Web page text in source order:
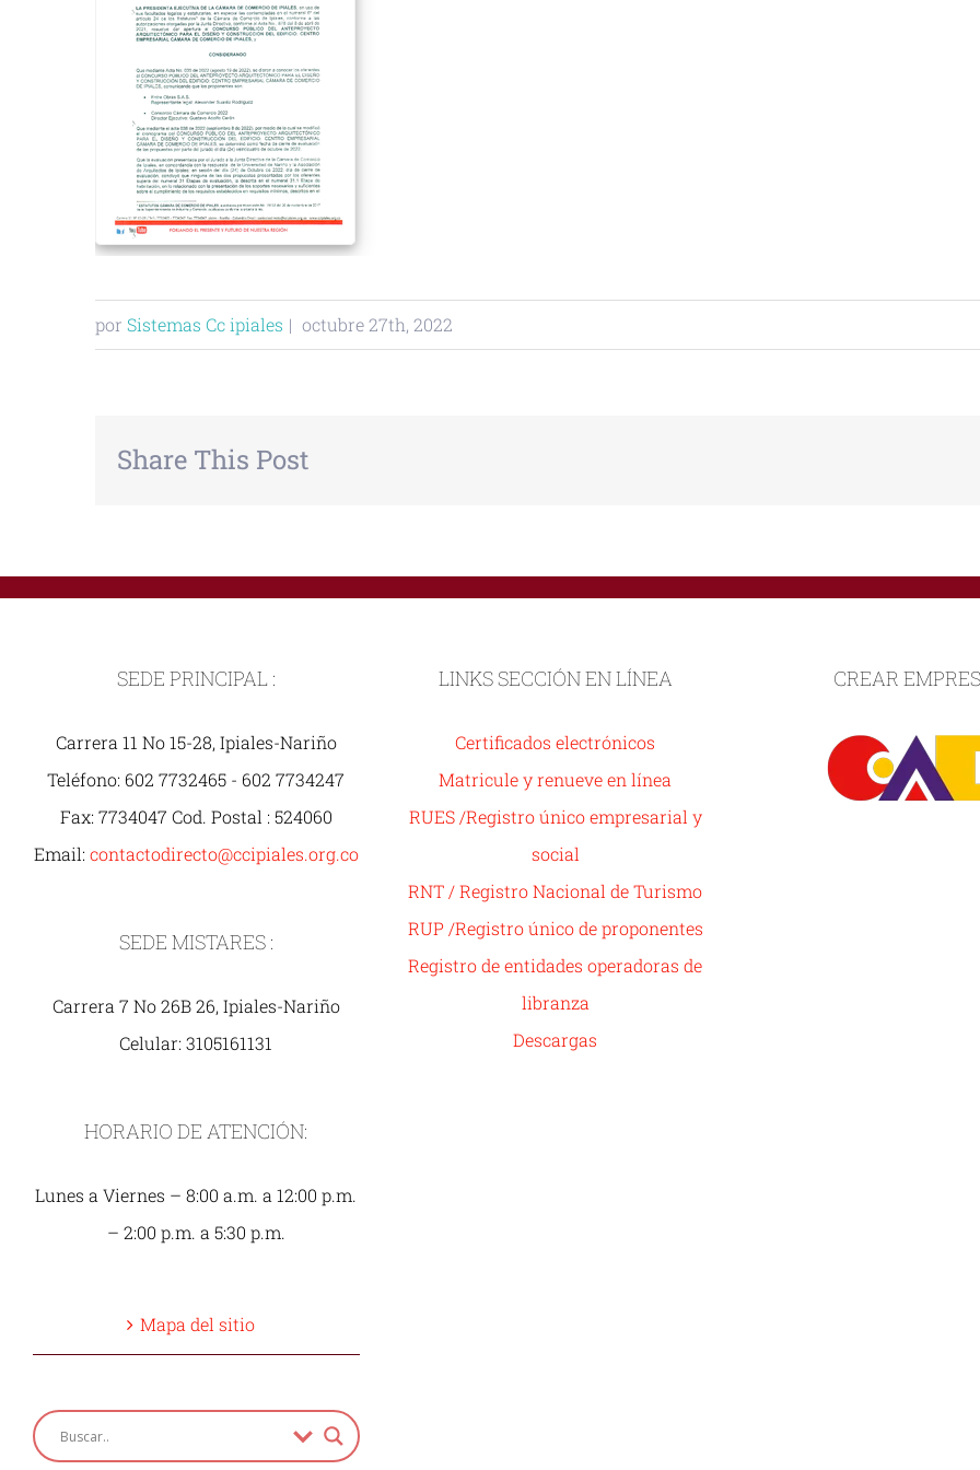
por Sistemas Cc ipiales | octubre 27th, 2022
Share This Post
SEDE PRINCIPAL :
Carrera 11 No 15-28, Ipiales-Nariño
Teléfono: 602 7732465 - 602 7734247
Fax: 7734047 Cod. Postal : 524060
Email: contactodirecto@ccipiales.org.co
SEDE MISTARES :
Carrera 7 No 26B 26, Ipiales-Nariño
Celular: 3105161131
HORARIO DE ATENCIÓN:
Lunes a Viernes – 8:00 a.m. a 12:00 p.m.
– 2:00 p.m. a 5:30 p.m.
Mapa del sitio
LINKS SECCIÓN EN LÍNEA
Certificados electrónicos
Matricule y renueve en línea
RUES /Registro único empresarial y
social
RNT / Registro Nacional de Turismo
RUP /Registro único de proponentes
Registro de entidades operadoras de
libranza
Descargas
CREAR